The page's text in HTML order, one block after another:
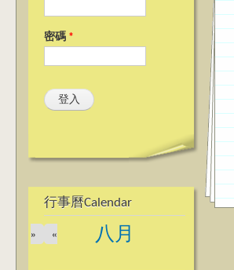
密碼 *
行事曆Calendar
八月
«
»